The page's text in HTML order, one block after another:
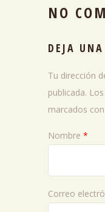
NO
DEJA
Tu dirección
publicada.
marcados con
Nombre *
Correo